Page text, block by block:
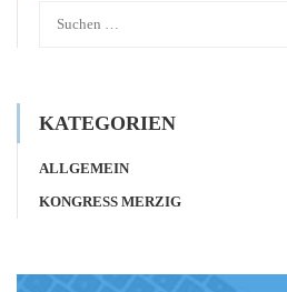
KATEGORIEN
ALLGEMEIN
KONGRESS MERZIG